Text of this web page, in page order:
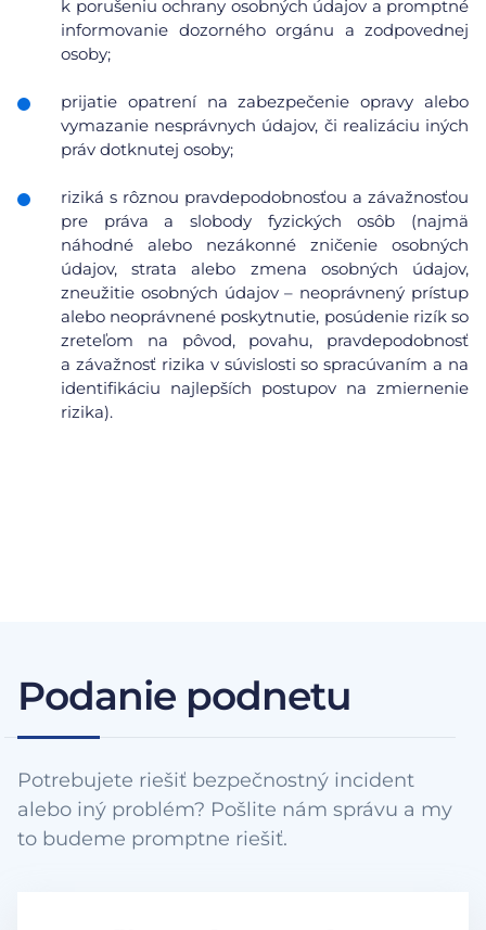
k porušeniu ochrany osobných údajov a promptné
informovanie dozorného orgánu a zodpovednej
osoby;
prijatie opatrení na zabezpečenie opravy alebo
vymazanie nesprávnych údajov, či realizáciu iných
práv dotknutej osoby;
riziká s rôznou pravdepodobnosťou a závažnosťou
pre práva a slobody fyzických osôb (najmä
náhodné alebo nezákonné zničenie osobných
údajov, strata alebo zmena osobných údajov,
zneužitie osobných údajov – neoprávnený prístup
alebo neoprávnené poskytnutie, posúdenie rizík so
zreteľom na pôvod, povahu, pravdepodobnosť
a závažnosť rizika v súvislosti so spracúvaním a na
identifikáciu najlepších postupov na zmiernenie
rizika).
Podanie podnetu
Potrebujete riešiť bezpečnostný incident
alebo iný problém? Pošlite nám správu a my
to budeme promptne riešiť.